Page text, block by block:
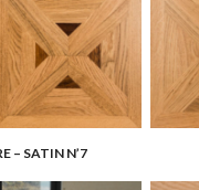
– SATIN N’7